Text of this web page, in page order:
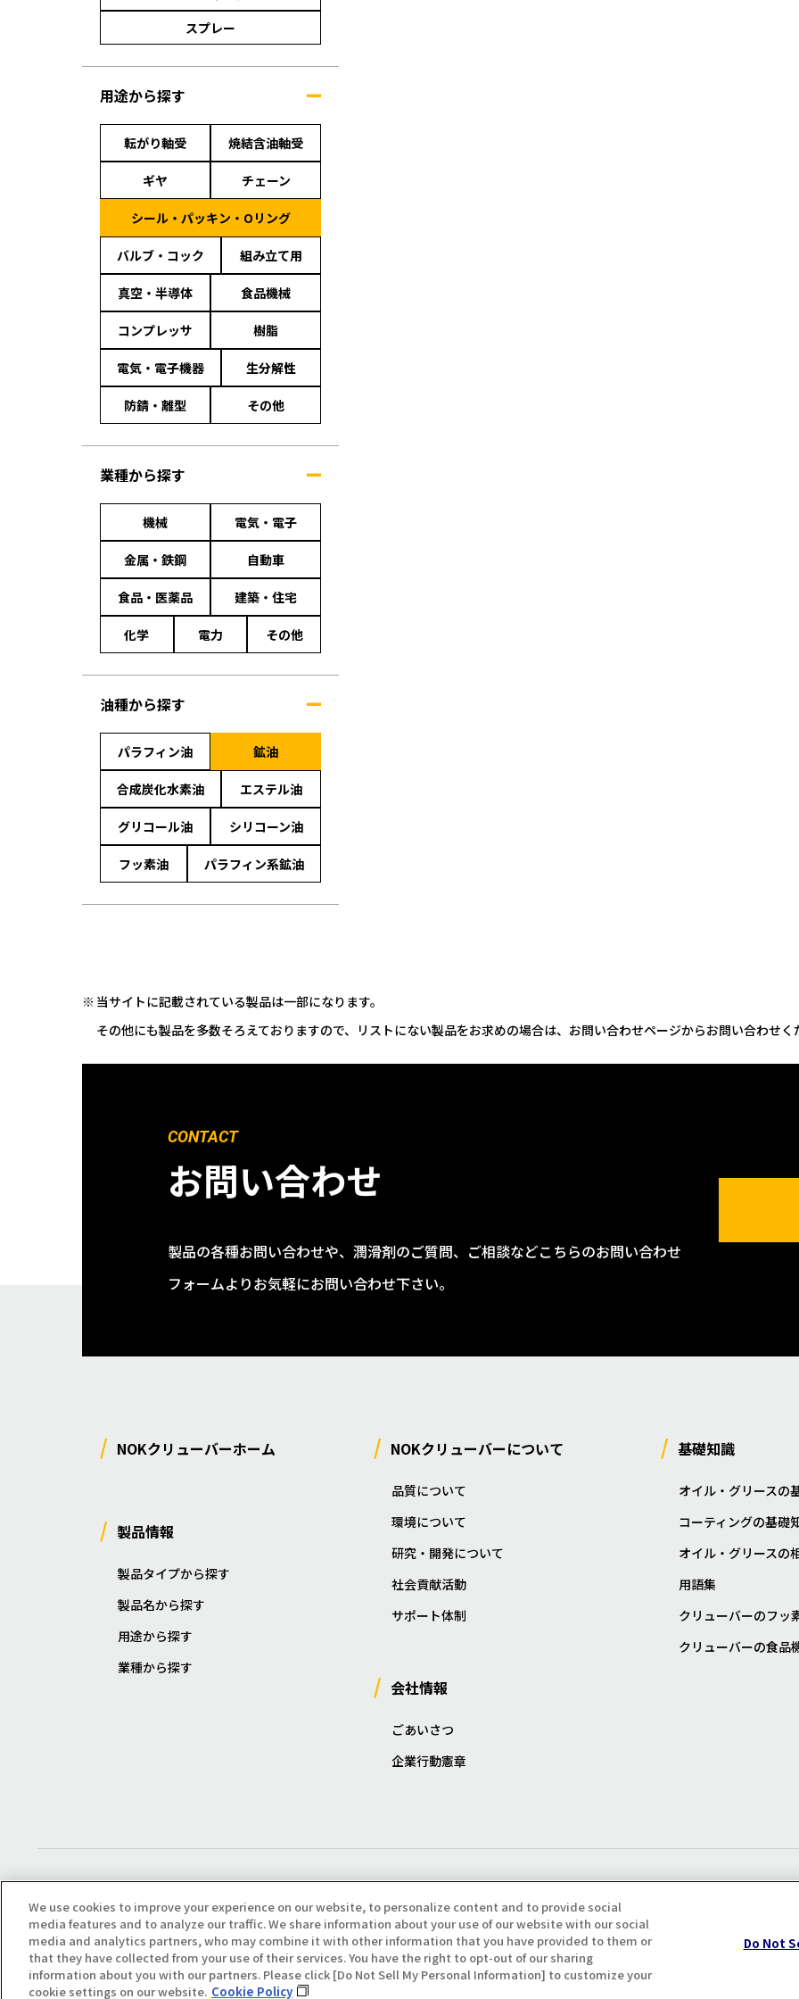
スプレー
用途から探す
転がり軸受 焼結含油軸受
ギヤ チェーン
シール・パッキン・Oリング
バルブ・コック 組み立て用
真空・半導体 食品機械
コンプレッサ 樹脂
電気・電子機器 生分解性
防錆・離型 その他
業種から探す
機械 電気・電子
金属・鉄鋼 自動車
食品・医薬品 建築・住宅
化学 電力 その他
油種から探す
パラフィン油 鉱油
合成炭化水素油 エステル油
グリコール油 シリコーン油
フッ素油 パラフィン系鉱油
当サイトに記載されている製品は一部になります。
その他にも製品を多数そろえておりますので、リストにない製品をお求めの場合は、お問い合わせページからお問い合わせく
CONTACT
お問い合わせ
製品の各種お問い合わせや、潤滑剤のご質問、ご相談などこちらのお問い合わせ
フォームよりお気軽にお問い合わせ下さい。
NOKクリューバーホーム
製品情報
製品タイプから探す
製品名から探す
用途から探す
業種から探す
NOKクリューバーについて
品質について
環境について
研究・開発について
社会貢献活動
サポート体制
会社情報
ごあいさつ
企業行動憲章
基礎知識
オイル・グリースの
コーティングの基礎
オイル・グリースの
用語集
クリューバーのフッ
クリューバーの食品
プライバシー・クッキーポリシ
Copyright(C) All Right Reserved. Producted by NOK KLÜBER CO., LTD.
We use cookies to improve your experience on our website, to personalize content and to provide social
media features and to analyze our traffic. We share information about your use of our website with our social
media and analytics partners, who may combine it with other information that you have provided to them or
that they have collected from your use of their services. You have the right to opt-out of our sharing
information about you with our partners. Please click [Do Not Sell My Personal Information] to customize your
cookie settings on our website. Cookie Policy
Do Not